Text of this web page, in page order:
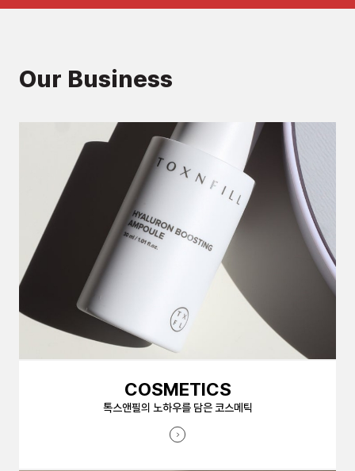
Our Business
COSMETICS
톡스앤필의 노하우를 담은 코스메틱